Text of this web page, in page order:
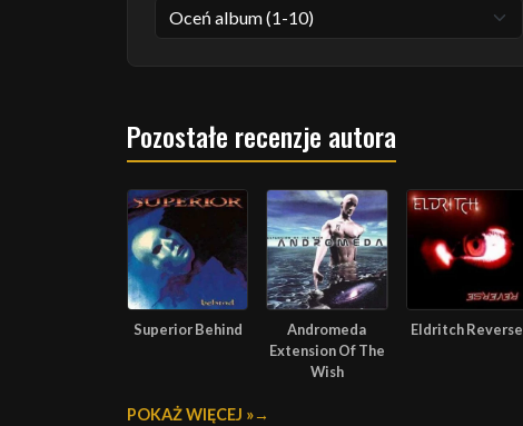
Pozostałe recenzje autora
Superior Behind
Andromeda
Extension Of The
Wish
Eldritch Reverse
POKAŻ WIĘCEJ »